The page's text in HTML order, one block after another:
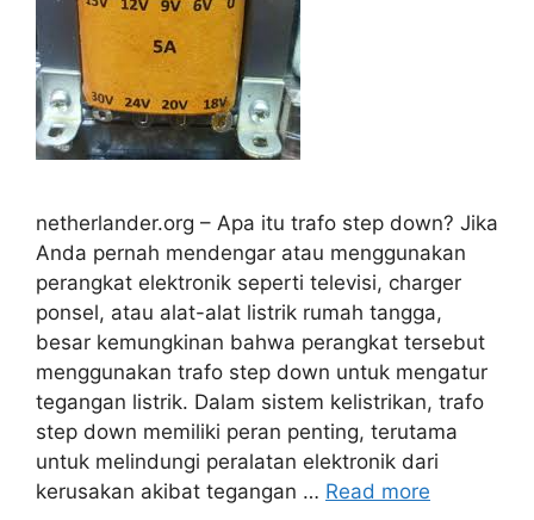
netherlander.org – Apa itu trafo step down? Jika
Anda pernah mendengar atau menggunakan
perangkat elektronik seperti televisi, charger
ponsel, atau alat-alat listrik rumah tangga,
besar kemungkinan bahwa perangkat tersebut
menggunakan trafo step down untuk mengatur
tegangan listrik. Dalam sistem kelistrikan, trafo
step down memiliki peran penting, terutama
untuk melindungi peralatan elektronik dari
kerusakan akibat tegangan … Read more